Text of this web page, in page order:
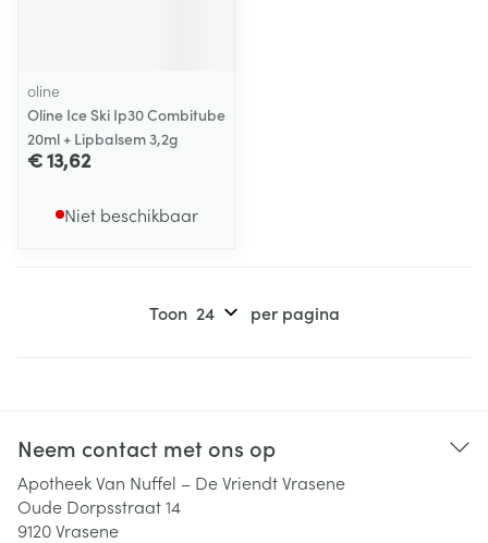
oline
Oline Ice Ski Ip30 Combitube
20ml + Lipbalsem 3,2g
€ 13,62
Niet beschikbaar
Toon per pagina
Neem contact met ons op
Apotheek Van Nuffel – De Vriendt Vrasene
Oude Dorpsstraat 14
9120Vrasene